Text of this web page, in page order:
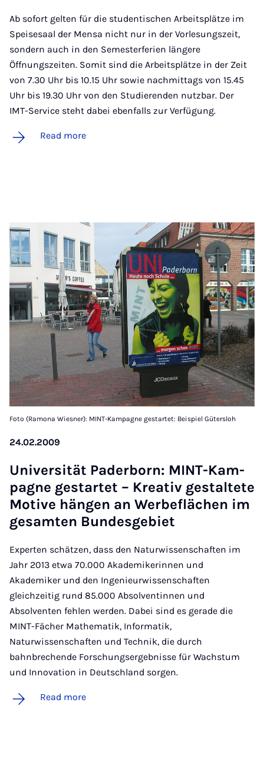
Ab sofort gelten für die studentischen Arbeitsplätze im
Speisesaal der Mensa nicht nur in der Vorlesungszeit,
sondern auch in den Semesterferien längere
Öffnungszeiten. Somit sind die Arbeitsplätze in der Zeit
von 7.30 Uhr bis 10.15 Uhr sowie nachmittags von 15.45
Uhr bis 19.30 Uhr von den Studierenden nutzbar. Der
IMT-Service steht dabei ebenfalls zur Verfügung.
Read more
Foto (Ramona Wiesner): MINT-Kampagne gestartet: Beispiel Gütersloh
24.02.2009
Uni­versität Pader­born: MINT-Kam­
pagne ge­star­tet – Kreat­iv gestal­tete
Motive hän­gen an Wer­be­flächen im
ges­amten Bundes­ge­biet
Experten schätzen, dass den Naturwissenschaften im
Jahr 2013 etwa 70.000 Akademikerinnen und
Akademiker und den Ingenieurwissenschaften
gleichzeitig rund 85.000 Absolventinnen und
Absolventen fehlen werden. Dabei sind es gerade die
MINT-Fächer Mathematik, Informatik,
Naturwissenschaften und Technik, die durch
bahnbrechende Forschungsergebnisse für Wachstum
und Innovation in Deutschland sorgen.
Read more